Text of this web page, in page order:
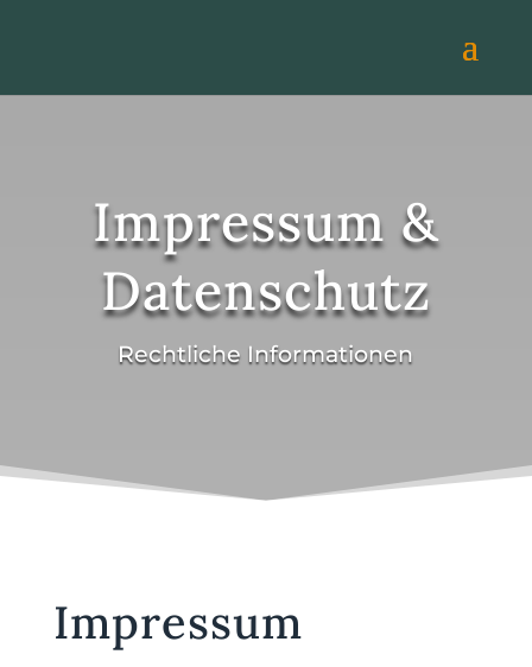
Impressum &
Datenschutz
Rechtliche Informationen
Impressum